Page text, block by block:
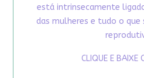
está intrinsecamente
das mulheres e tudo o
CLIQUE E BAIXE